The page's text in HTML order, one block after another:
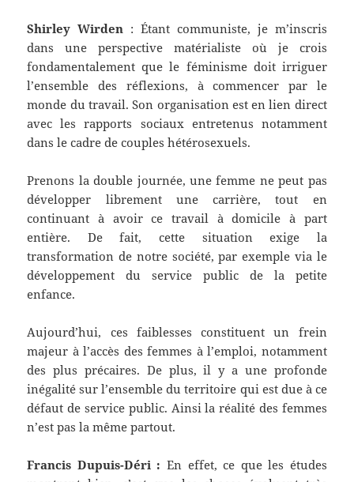
Shirley Wirden : Étant communiste, je m’inscris
dans une perspective matérialiste où je crois
fondamentalement que le féminisme doit irriguer
l’ensemble des réflexions, à commencer par le
monde du travail. Son organisation est en lien direct
avec les rapports sociaux entretenus notamment
dans le cadre de couples hétérosexuels.
Prenons la double journée, une femme ne peut pas
développer librement une carrière, tout en
continuant à avoir ce travail à domicile à part
entière. De fait, cette situation exige la
transformation de notre société, par exemple via le
développement du service public de la petite
enfance.
Aujourd’hui, ces faiblesses constituent un frein
majeur à l’accès des femmes à l’emploi, notamment
des plus précaires. De plus, il y a une profonde
inégalité sur l’ensemble du territoire qui est due à ce
défaut de service public. Ainsi la réalité des femmes
n’est pas la même partout.
Francis Dupuis-Déri : En effet, ce que les études